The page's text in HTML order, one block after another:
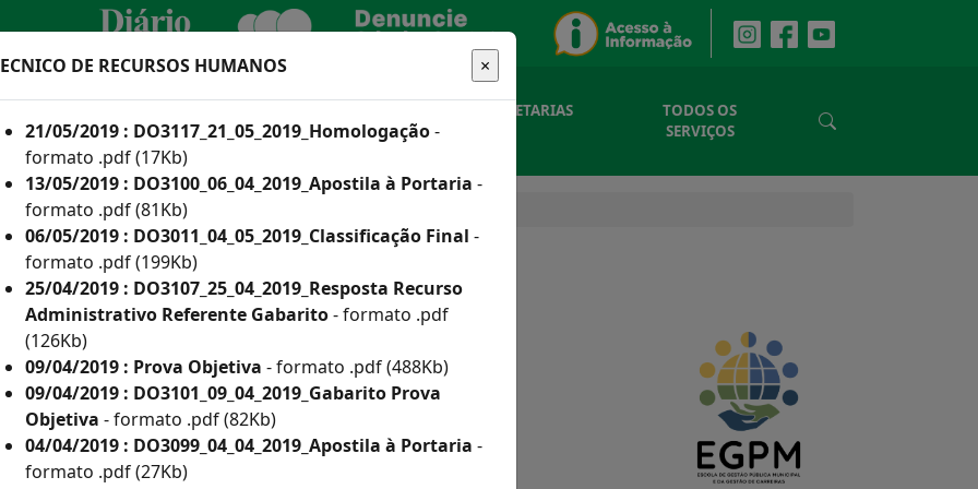
SECRETARIAS
TODOS OS
SERVIÇOS
aqui os editais
Inscritos Como Deficientes por Ano
Ano
DE RECURSOS HUMANOS
21/05/2019 : DO3117_21_05_2019_Homologação-
formato .pdf (17Kb)
13/05/2019 : DO3100_06_04_2019_Apostila à Portaria -
formato .pdf (81Kb)
06/05/2019 : DO3011_04_05_2019_Classificação Final -
formato .pdf (199Kb)
25/04/2019 : DO3107_25_04_2019_Resposta Recurso
Administrativo Referente Gabarito- formato .pdf
(126Kb)
09/04/2019 : Prova Objetiva - formato .pdf (488Kb)
09/04/2019 : DO3101_09_04_2019_Gabarito Prova
Objetiva - formato .pdf (82Kb)
04/04/2019 : DO3099_04_04_2019_Apostila à Portaria -
formato .pdf (27Kb)